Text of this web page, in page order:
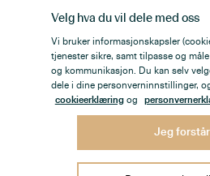
Ledige stillinger
Nordvik-appen
Nyhetsbrev
Velg hva du vil dele med oss
Vi bruker informasjonskapsler
tjenester sikre, samt tilpasse og
og kommunikasjon. Du kan selv
dele i dine personverninnstillinger,
cookieerklæringog
Jeg forstår